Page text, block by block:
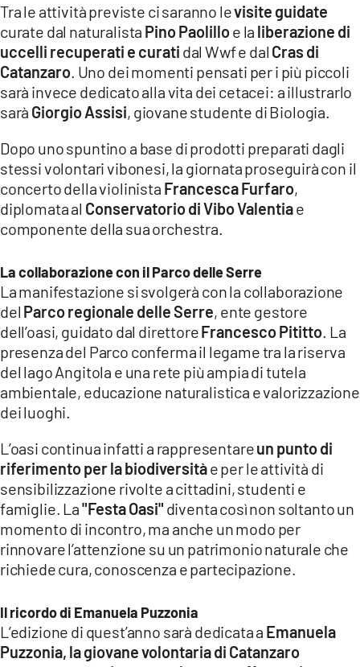
Tra le attività previste ci saranno levisite guidate
curate dal naturalista Pino Paolilloe la liberazione di
uccelli recuperati e curati dal Wwf e dal Cras di
Catanzaro . Uno dei momenti pensati per i più piccoli
sarà invece dedicato alla vita dei cetacei: a illustrarlo
sarà Giorgio Assisi, giovane studente di Biologia.
Dopo uno spuntino a base di prodotti preparati dagli
stessi volontari vibonesi, la giornata proseguirà con il
concerto della violinista Francesca Furfaro,
diplomata al Conservatorio di Vibo Valentiae
componente della sua orchestra.
La collaborazione con il Parco delle Serre
La manifestazione si svolgerà con la collaborazione
del Parco regionale delle Serre, ente gestore
dell’oasi, guidato dal direttoreFrancesco Pititto . La
presenza del Parco conferma il legame tra la riserva
del lago Angitola e una rete più ampia di tutela
ambientale, educazione naturalistica e valorizzazione
dei luoghi.
L’oasi continua infatti a rappresentareun punto di
riferimento per la biodiversitàe per le attività di
sensibilizzazione rivolte a cittadini, studenti e
famiglie. La"Festa Oasi" diventa così non soltanto un
momento di incontro, ma anche un modo per
rinnovare l’attenzione su un patrimonio naturale che
richiede cura, conoscenza e partecipazione.
Il ricordo di Emanuela Puzzonia
L’edizione di quest’anno sarà dedicata a Emanuela
Puzzonia, la giovane volontaria di Catanzaro